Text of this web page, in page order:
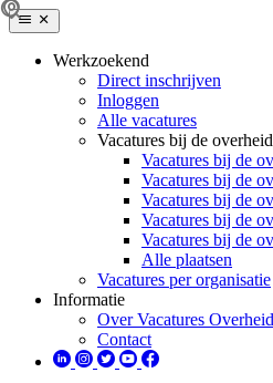
Werkzoekend
Direct inschrijven
Inloggen
Alle vacatures
Vacatures bij de
Vacatures bij de
Vacatures bij de
Vacatures bij de
Vacatures bij de
Vacatures bij de
Alle plaatsen
Vacatures per organisatie
Informatie
Over Vacatures
Contact